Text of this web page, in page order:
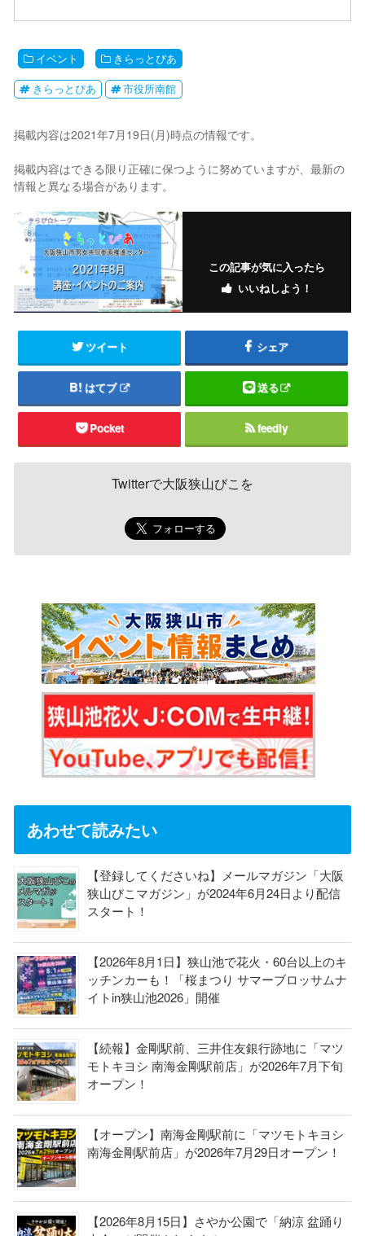
イベント きらっとぴあ
きらっとぴあ 市役所南館
掲載内容は2021年7月19日(月)時点の情報です。
掲載内容はできる限り正確に保つように努めていますが、最新の
情報と異なる場合があります。
この記事が気に入ったら
いいねしよう！
ツイート シェア
はてブ 送る
Pocket feedly
Twitterで大阪狭山びこを
あわせて読みたい
【登録してくださいね】メールマガジン「大阪
狭山びこマガジン」が2024年6月24日より配信
スタート！
【2026年8月1日】狭山池で花火・60台以上のキ
ッチンカーも！「桜まつり サマーブロッサムナ
イトin狭山池2026」開催
【続報】金剛駅前、三井住友銀行跡地に「マツ
モトキヨシ 南海金剛駅前店」が2026年7月下旬
オープン！
【オープン】南海金剛駅前に「マツモトキヨシ
南海金剛駅前店」が2026年7月29日オープン！
【2026年8月15日】さやか公園で「納涼 盆踊り